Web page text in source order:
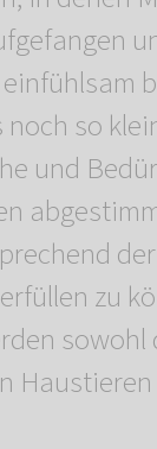
noch so
und
der
zu
sowohl